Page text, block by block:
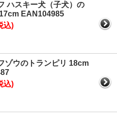
ハスキー犬（子犬）の
EAN104985
込)
ゾウのトランピリ 18cm
込)